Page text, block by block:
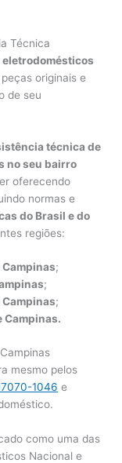
Técnica
originais e
de seu
técnica de
no seu bairro
oferecendo
normas e
do Brasil e do
regiões:
;
;
;
Campinas.
mesmo pelos
1046 e
como uma das
Nacional e